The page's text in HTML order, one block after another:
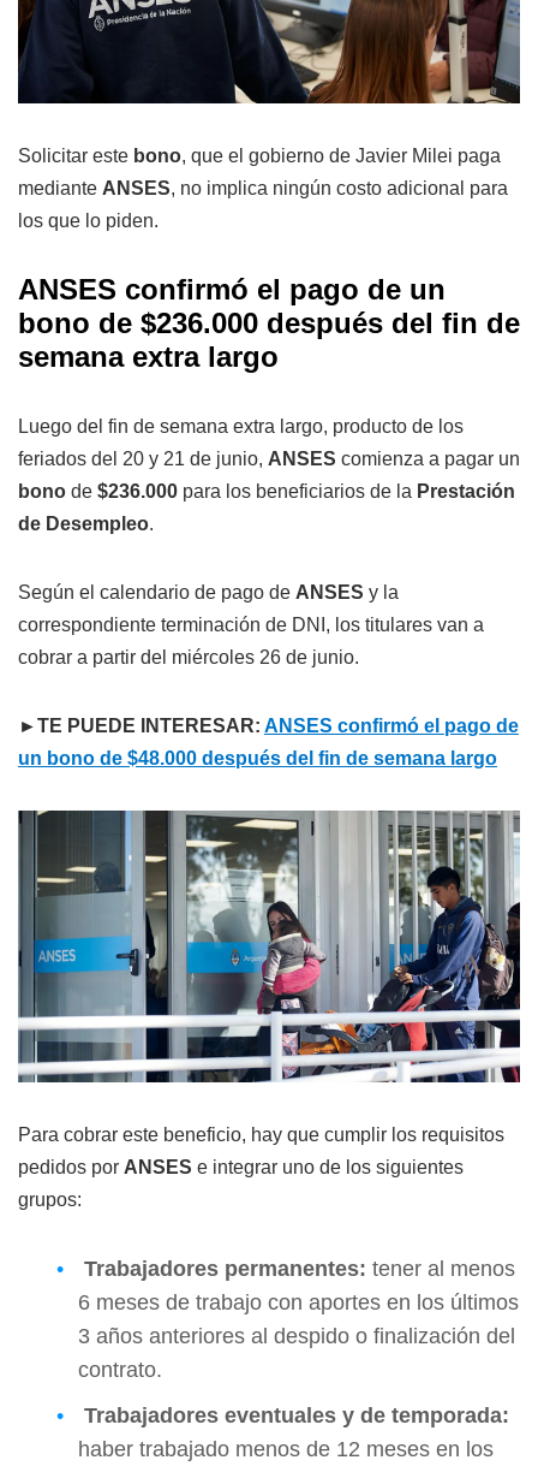
Solicitar este bono, que el gobierno de Javier Milei paga
mediante ANSES, no implica ningún costo adicional para
los que lo piden.
ANSES confirmó el pago de un
bono de $236.000 después del fin de
semana extra largo
Luego del fin de semana extra largo, producto de los
feriados del 20 y 21 de junio, ANSES comienza a pagar un
bono de $236.000 para los beneficiarios de la Prestación
de Desempleo.
Según el calendario de pago de ANSES y la
correspondiente terminación de DNI, los titulares van a
cobrar a partir del miércoles 26 de junio.
►TE PUEDE INTERESAR: ANSES confirmó el pago de
un bono de $48.000 después del fin de semana largo
Para cobrar este beneficio, hay que cumplir los requisitos
pedidos por ANSES e integrar uno de los siguientes
grupos:
Trabajadores permanentes: tener al menos
6 meses de trabajo con aportes en los últimos
3 años anteriores al despido o finalización del
contrato.
Trabajadores eventuales y de temporada:
haber trabajado menos de 12 meses en los